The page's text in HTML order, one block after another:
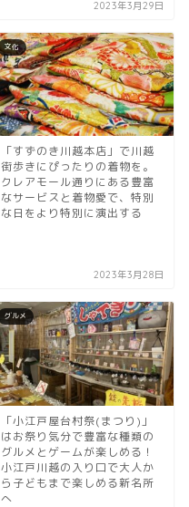
2023年3月29日
文化
「すずのき川越本店」で川越
街歩きにぴったりの着物を。
クレアモール通りにある豊富
なサービスと着物愛で、特別
な日をより特別に演出する
2023年3月28日
グルメ
「小江戸屋台村祭(まつり)」
はお祭り気分で豊富な種類の
グルメとゲームが楽しめる！
小江戸川越の入り口で大人か
ら子どもまで楽しめる新名所
へ